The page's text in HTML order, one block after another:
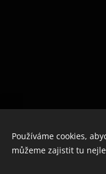
© 2023 Všechna
Používáme cookies,
můžeme zajistit tu